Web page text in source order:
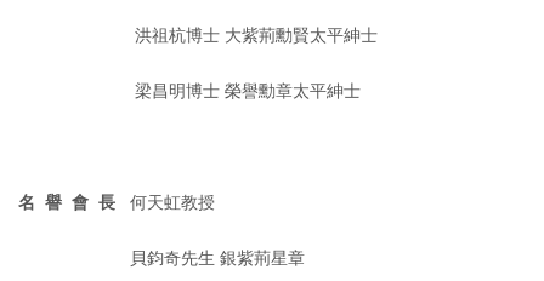
洪祖杭博士 大紫荊勳賢太平紳士
梁昌明博士 榮譽勳章太平紳士
名 譽 會 長 何天虹教授
貝鈞奇先生 銀紫荊星章